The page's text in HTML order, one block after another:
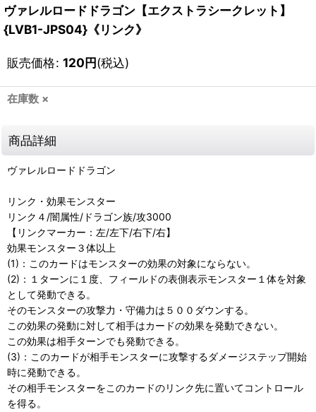
ヴァレルロードドラゴン【エクストラシークレット】
{LVB1-JPS04}《リンク》
販売価格: 120円(税込)
在庫数 ×
商品詳細
ヴァレルロードドラゴン
リンク・効果モンスター
リンク４/闇属性/ドラゴン族/攻3000
【リンクマーカー：左/左下/右下/右】
効果モンスター３体以上
(1)：このカードはモンスターの効果の対象にならない。
(2)：１ターンに１度、フィールドの表側表示モンスター１体を対象
として発動できる。
そのモンスターの攻撃力・守備力は５００ダウンする。
この効果の発動に対して相手はカードの効果を発動できない。
この効果は相手ターンでも発動できる。
(3)：このカードが相手モンスターに攻撃するダメージステップ開始
時に発動できる。
その相手モンスターをこのカードのリンク先に置いてコントロール
を得る。